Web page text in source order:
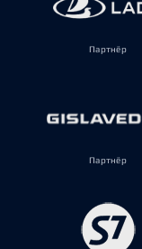
Партнёр
Партнёр